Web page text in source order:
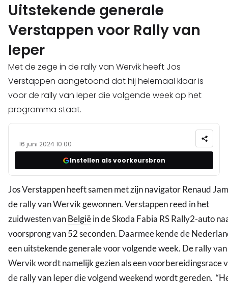
Uitstekende generale
Verstappen voor Rally van
Ieper
Met de zege in de rally van Wervik heeft Jos
Verstappen aangetoond dat hij helemaal klaar is
voor de rally van Ieper die volgende week op het
programma staat.
16 juni 2024 10:00
Instellen als voorkeursbron
Jos Verstappen heeft samen met zijn navigator Renaud
de rally van Wervik gewonnen. Verstappen reed in het
zuidwesten vanBelgiëin de Skoda Fabia RS Rally2-auto
voorsprong van 52 seconden. Daarmee kende de
een uitstekende generale voor volgende week. De rally van
Wervik wordt namelijk gezien als een voorbereidingsrace
de rally van Ieper die volgend weekend wordt gereden.